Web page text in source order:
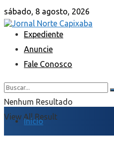
sábado, 8 agosto, 2026
Expediente
Anuncie
Fale Conosco
Nenhum Resultado
View All Result
Início